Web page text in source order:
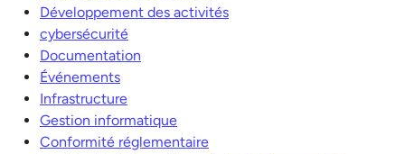
Développement des activités
cybersécurité
Documentation
Événements
Infrastructure
Gestion informatique
Conformité réglementaire